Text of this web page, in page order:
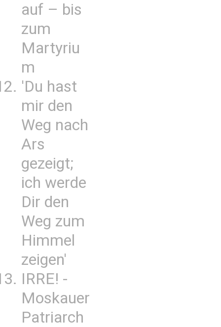
auf – bis
zum
Martyriu
m
'Du hast
mir den
Weg nach
Ars
gezeigt;
ich werde
Dir den
Weg zum
Himmel
zeigen'
IRRE! -
Moskauer
Patriarch